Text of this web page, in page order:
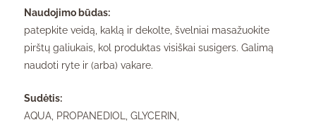
Naudojimo būdas:
patepkite veidą, kaklą ir dekolte, švelniai masažuokite
pirštų galiukais, kol produktas visiškai susigers. Galimą
naudoti ryte ir (arba) vakare.
Sudėtis:
AQUA, PROPANEDIOL, GLYCERIN,